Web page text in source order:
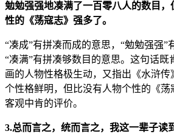
勉勉强强地凑满了一百零八人的数目
性的《荡寇志》强多了。
“凑成”有拼凑而成的意思，“勉勉强强”
“凑满”有拼凑够数目的意思。这句话既
画的人物性格极生动，又指出《水浒
个性格鲜明，但比没有人物个性的《荡
客观中肯的评价。
3.总而言之，统而言之，我这一辈子读